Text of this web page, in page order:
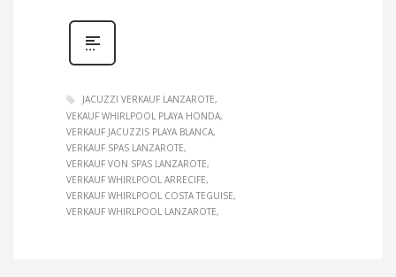
JACUZZI VERKAUF LANZAROTE
VEKAUF WHIRLPOOL PLAYA HONDA
VERKAUF JACUZZIS PLAYA BLANCA
VERKAUF SPAS LANZAROTE
VERKAUF VON SPAS LANZAROTE
VERKAUF WHIRLPOOL ARRECIFE
VERKAUF WHIRLPOOL COSTA TEGUISE
VERKAUF WHIRLPOOL LANZAROTE